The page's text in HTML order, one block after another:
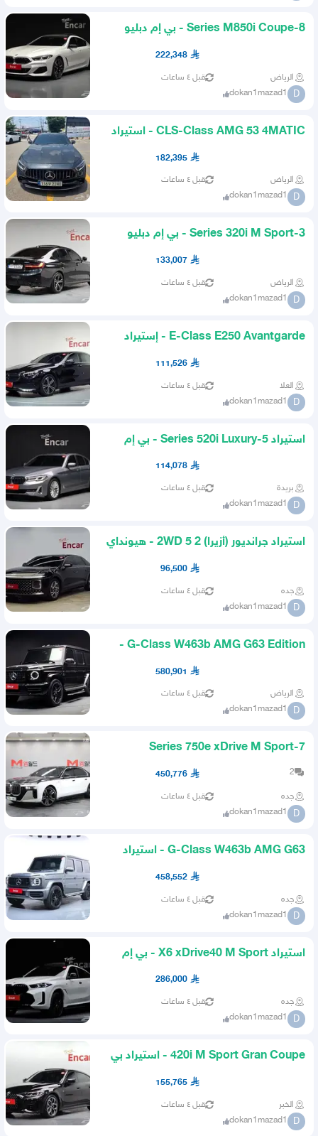
8-Series M850i Coupe - بي إم دبليو
222,348
الرياض قبل ٤ ساعات
D
dokan1mazad1
CLS-Class AMG 53 4MATIC - استيراد
182,395
الرياض قبل ٤ ساعات
D
dokan1mazad1
3-Series 320i M Sport - بي إم دبليو
133,007
الرياض قبل ٤ ساعات
D
dokan1mazad1
E-Class E250 Avantgarde - إستيراد
111,526
العلا قبل ٤ ساعات
D
dokan1mazad1
استيراد 5-Series 520i Luxury - بي إم
114,078
بريدة قبل ٤ ساعات
D
dokan1mazad1
استيراد جرانديور (أزيرا) 2 5 2WD - هيونداي
96,500
جده قبل ٤ ساعات
D
dokan1mazad1
G-Class W463b AMG G63 Edition -
580,901
الرياض قبل ٤ ساعات
D
dokan1mazad1
7-Series 750e xDrive M Sport
Executive - بي إم دبليو
2
450,776
جده قبل ٤ ساعات
D
dokan1mazad1
G-Class W463b AMG G63 - استيراد
458,552
جده قبل ٤ ساعات
D
dokan1mazad1
استيراد X6 xDrive40 M Sport - بي إم
286,000
جده قبل ٤ ساعات
D
dokan1mazad1
420i M Sport Gran Coupe - استيراد بي
155,765
الخبر قبل ٤ ساعات
D
dokan1mazad1